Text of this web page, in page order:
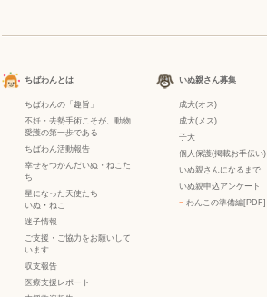
ちばわんとは
ちばわんの「趣旨」
不妊・去勢手術こそが、動物
愛護の第一歩である
ちばわん活動報告
幸せをつかんだいぬ・ねこた
ち
星になった天使たち
いぬ ・ ねこ
迷子情報
ご支援・ご協力をお願いして
います
収支報告
医療支援レポート
いぬ親さん募集
成犬(オス)
成犬(メス)
子犬
個人保護(掲載お手伝い)
いぬ親さんになるまで
いぬ親申込アンケート
− わんこの準備編[PDF]